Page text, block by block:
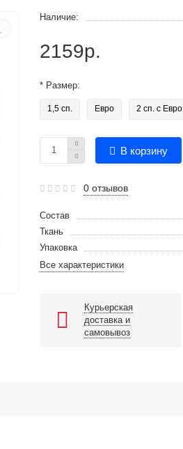
Наличие:
2159р.
* Размер:
1,5 сп. Евро 2 сп. с Евро
В корзину
0 отзывов
Состав
Ткань
Упаковка
Все характеристики
Курьерская
доставка и
самовывоз